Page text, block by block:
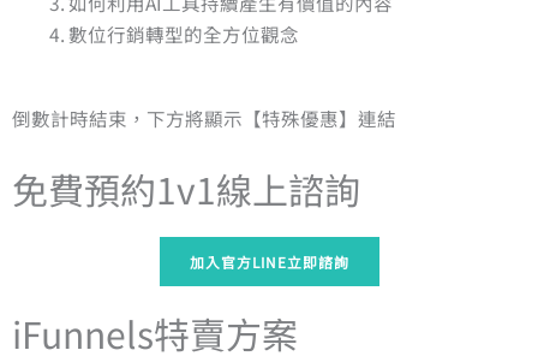
數位行銷轉型的全方位觀念
倒數計時結束，下方將顯示【特殊優惠】連結
免費預約1v1線上諮詢
加入官方LINE立即諮詢
iFunnels特賣方案